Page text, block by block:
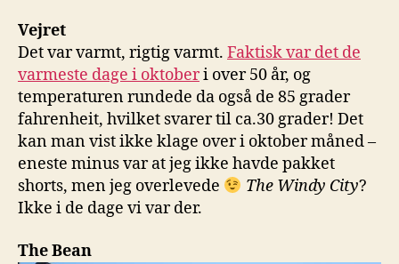
Vejret
Det var varmt, rigtig varmt. Faktisk var det de
varmeste dage i oktoberi over 50 år, og
temperaturen rundede da også de 85 grader
fahrenheit, hvilket svarer til ca.30 grader! Det
kan man vist ikke klage over i oktober måned –
eneste minus var at jeg ikke havde pakket
shorts, men jeg overlevede
The Windy City?
Ikke i de dage vi var der.
The Bean